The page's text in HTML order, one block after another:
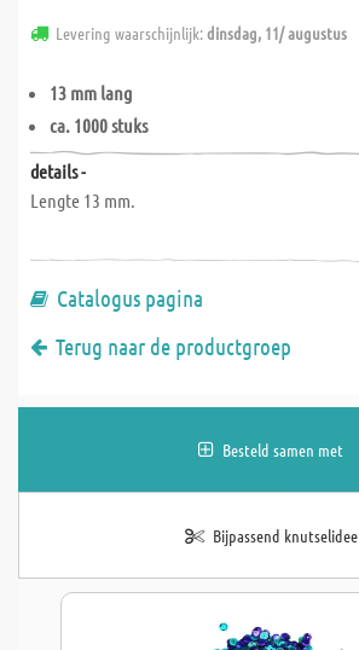
Levering waarschijnlijk:dinsdag, 11/ augustus
13 mm lang
ca. 1000 stuks
details -
Lengte 13 mm.
Catalogus pagina
Terug naar de productgroep
Besteld samen met
Bijpassend knutselidee